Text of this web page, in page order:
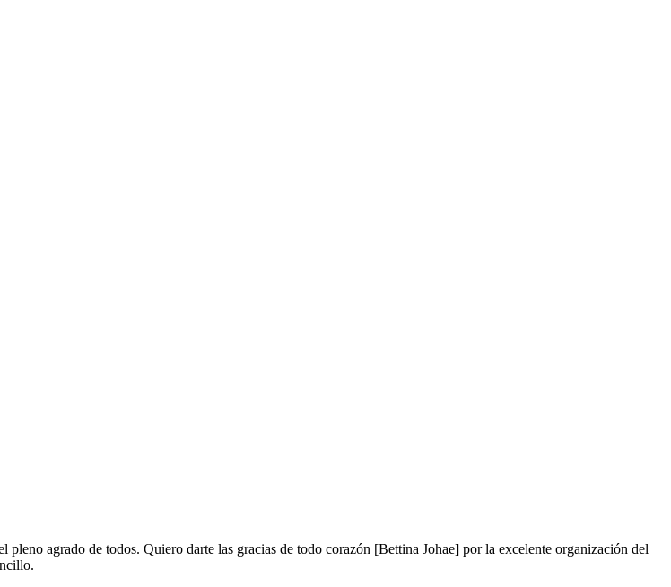
agrado de todos. Quiero darte las gracias de todo corazón [Bettina Johae] por la excelente organización del